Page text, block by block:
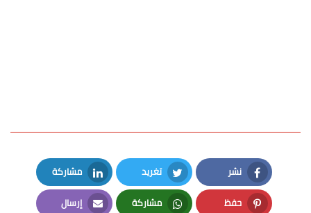
نشر
Facebook
تغريد
Twitter
مشاركة
LinkedIn
حفظ مشاركة إرسال